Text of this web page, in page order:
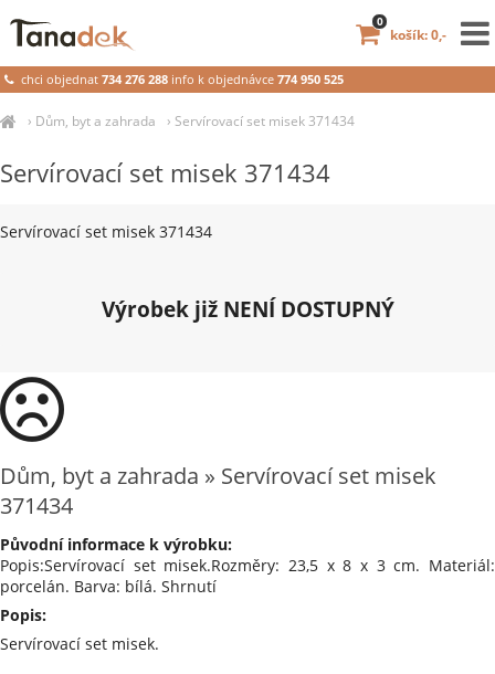
› Dům, byt a zahrada › Servírovací set misek 371434
Servírovací set misek 371434
Servírovací set misek 371434
Výrobek již NENÍ DOSTUPNÝ
Dům, byt a zahrada » Servírovací set misek
371434
Původní informace k výrobku:
Popis:Servírovací set misek.Rozměry: 23,5 x 8 x 3 cm. Materiál:
porcelán. Barva: bílá. Shrnutí
Popis:
Servírovací set misek.
chci objednat734 276 288 info k objednávce 774 950 525
košík: 0,-
0